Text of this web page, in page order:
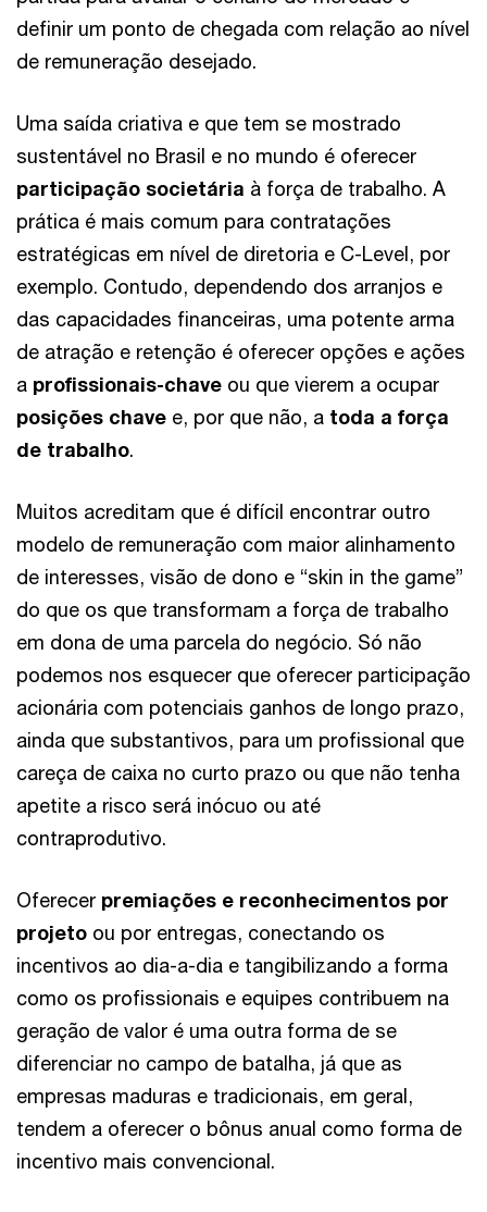
definir um ponto de chegada com relação ao nível
de remuneração desejado.
Uma saída criativa e que tem se mostrado
sustentável no Brasil e no mundo é oferecer
participação societária à força de trabalho. A
prática é mais comum para contratações
estratégicas em nível de diretoria e C-Level, por
exemplo. Contudo, dependendo dos arranjos e
das capacidades financeiras, uma potente arma
de atração e retenção é oferecer opções e ações
a profissionais-chave ou que vierem a ocupar
posições chave e, por que não, a toda a força
de trabalho.
Muitos acreditam que é difícil encontrar outro
modelo de remuneração com maior alinhamento
de interesses, visão de dono e “skin in the game”
do que os que transformam a força de trabalho
em dona de uma parcela do negócio. Só não
podemos nos esquecer que oferecer participação
acionária com potenciais ganhos de longo prazo,
ainda que substantivos, para um profissional que
careça de caixa no curto prazo ou que não tenha
apetite a risco será inócuo ou até
contraprodutivo.
Oferecer premiações e reconhecimentos por
projeto ou por entregas, conectando os
incentivos ao dia-a-dia e tangibilizando a forma
como os profissionais e equipes contribuem na
geração de valor é uma outra forma de se
diferenciar no campo de batalha, já que as
empresas maduras e tradicionais, em geral,
tendem a oferecer o bônus anual como forma de
incentivo mais convencional.